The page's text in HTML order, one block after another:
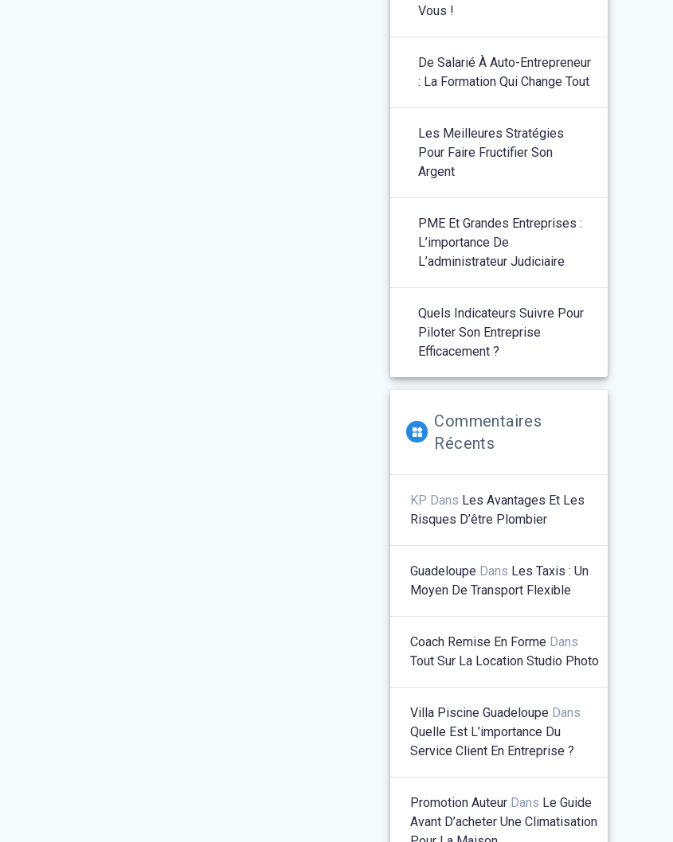
Vous !
De Salarié À Auto-Entrepreneur
: La Formation Qui Change Tout
Les Meilleures Stratégies
Pour Faire Fructifier Son
Argent
PME Et Grandes Entreprises :
L’importance De
L’administrateur Judiciaire
Quels Indicateurs Suivre Pour
Piloter Son Entreprise
Efficacement ?
Commentaires
Récents
KP Dans Les Avantages Et Les
Risques D’être Plombier
Guadeloupe Dans Les Taxis : Un
Moyen De Transport Flexible
Coach Remise En Forme Dans
Tout Sur La Location Studio Photo
Villa Piscine Guadeloupe Dans
Quelle Est L’importance Du
Service Client En Entreprise ?
Promotion Auteur Dans Le Guide
Avant D’acheter Une Climatisation